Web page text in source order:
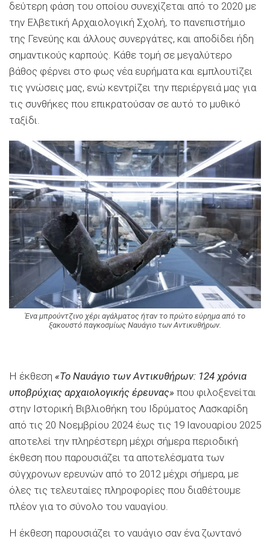
δεύτερη φάση του οποίου συνεχίζεται από το 2020 με
την Ελβετική Αρχαιολογική Σχολή, το πανεπιστήμιο
της Γενεύης και άλλους συνεργάτες, και αποδίδει ήδη
σημαντικούς καρπούς. Κάθε τομή σε μεγαλύτερο
βάθος φέρνει στο φως νέα ευρήματα και εμπλουτίζει
τις γνώσεις μας, ενώ κεντρίζει την περιέργειά μας για
τις συνθήκες που επικρατούσαν σε αυτό το μυθικό
ταξίδι.
Ένα μπρούντζινο χέρι αγάλματος ήταν το πρώτο εύρημα από το
ξακουστό παγκοσμίως Ναυάγιο των Αντικυθήρων.
Η έκθεση «Το Ναυάγιο των Αντικυθήρων: 124 χρόνια
υποβρύχιας αρχαιολογικής έρευνας» που φιλοξενείται
στην Ιστορική Βιβλιοθήκη του Ιδρύματος Λασκαρίδη
από τις 20 Νοεμβρίου 2024 έως τις 19 Ιανουαρίου 2025
αποτελεί την πληρέστερη μέχρι σήμερα περιοδική
έκθεση που παρουσιάζει τα αποτελέσματα των
σύγχρονων ερευνών από το 2012 μέχρι σήμερα, με
όλες τις τελευταίες πληροφορίες που διαθέτουμε
πλέον για το σύνολο του ναυαγίου.
Η έκθεση παρουσιάζει το ναυάγιο σαν ένα ζωντανό